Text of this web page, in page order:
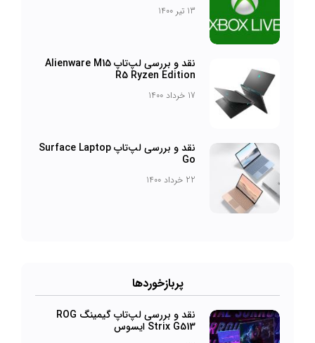
13 تیر 1400
نقد و بررسی لپ‌تاپ Alienware M15
R5 Ryzen Edition
17 خرداد 1400
نقد و بررسی لپ‌تاپ Surface Laptop
Go
22 خرداد 1400
پربازخورد‌ها
نقد و بررسی لپ‌تاپ گیمینگ ROG
Strix G513 ایسوس